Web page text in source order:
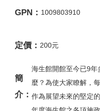
GPN： 1009803910
定價： 200元
簡
介：
海生館開館至今已9
麼？為使大家瞭解，
作為展望未來的堅定